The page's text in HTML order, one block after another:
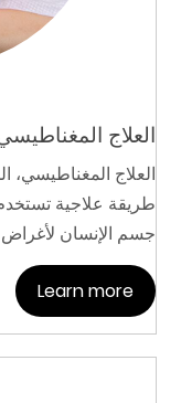
العلاج
العلاج المغناطيسي،
طريقة علاجية
جسم الإنسان لأغراض
Learn more